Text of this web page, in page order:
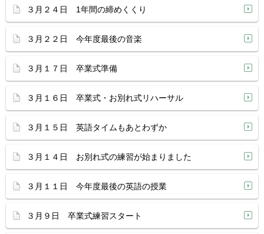
３月２４日 1年間の締めくくり
３月２２日 今年度最後の音楽
３月１７日 卒業式準備
３月１６日 卒業式・お別れ式リハーサル
３月１５日 英語タイムもあとわずか
３月１４日 お別れ式の練習が始まりました
３月１１日 今年度最後の英語の授業
３月９日 卒業式練習スタート